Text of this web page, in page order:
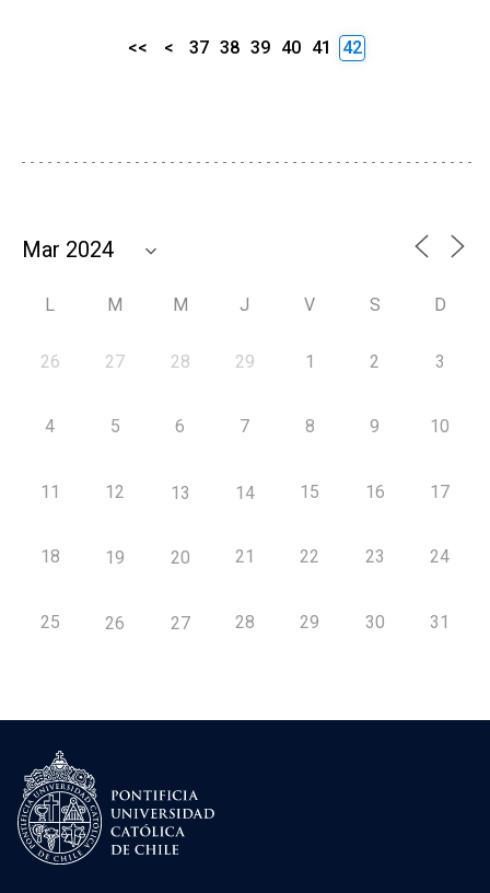
<< < 37 38 39 40 41 42
L M M J V S D
26 27 28 29 1 2 3
4 5 6 7 8 9 10
11 12 13 14 15 16 17
18 19 20 21 22 23 24
25 26 27 28 29 30 31